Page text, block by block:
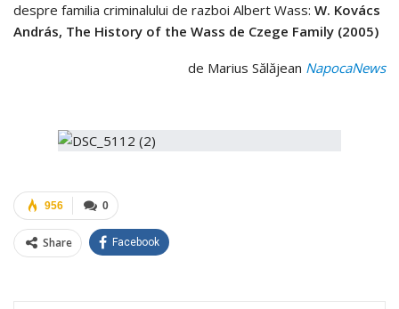
despre familia criminalului de razboi Albert Wass: W. Kovács
András, The History of the Wass de Czege Family (2005)
de Marius Sălăjean NapocaNews
0
956
Share Facebook